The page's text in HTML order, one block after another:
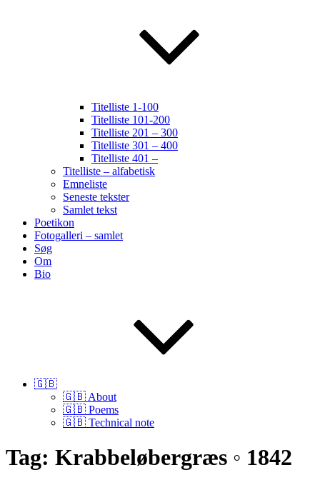
Titelliste 1-100
Titelliste 101-200
Titelliste 201 – 300
Titelliste 301 – 400
Titelliste 401 –
Titelliste – alfabetisk
Emneliste
Seneste tekster
Samlet tekst
Poetikon
Fotogalleri – samlet
Søg
Om
Bio
🇬🇧
🇬🇧 About
🇬🇧 Poems
🇬🇧 Technical note
Tag: Krabbeløbergræs ◦ 1842